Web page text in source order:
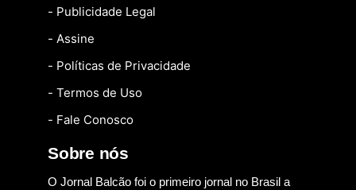
- Publicidade Legal
- Assine
- Políticas de Privacidade
- Termos de Uso
- Fale Conosco
Sobre nós
O Jornal Balcão foi o primeiro jornal no Brasil a